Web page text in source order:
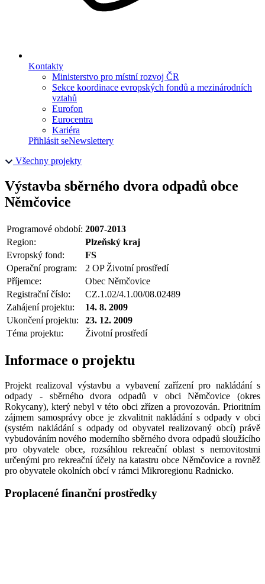
Kontakty
Ministerstvo pro místní rozvoj ČR
Sekce koordinace evropských fondů a mezinárodních
vztahů
Eurofon
Eurocentra
Kariéra
Přihlásit seNewslettery
Všechny projekty
Výstavba sběrného dvora odpadů obce
Němčovice
Programové období: 2007-2013
Region:
Plzeňský kraj
Evropský fond:
FS
Operační program:
2 OP Životní prostředí
Příjemce:
Obec Němčovice
Registrační číslo:
CZ.1.02/4.1.00/08.02489
Zahájení projektu:
14. 8. 2009
Ukončení projektu:
23. 12. 2009
Téma projektu:
Životní prostředí
Informace o projektu
Projekt realizoval výstavbu a vybavení zařízení pro nakládání s
odpady - sběrného dvora odpadů v obci Němčovice (okres
Rokycany), který nebyl v této obci zřízen a provozován. Prioritním
zájmem samosprávy obce je zkvalitnit nakládání s odpady v obci
(systém nakládání s odpady od obyvatel realizovaný obcí) právě
vybudováním nového moderního sběrného dvora odpadů sloužícího
pro obyvatele obce, rozsáhlou rekreační oblast s nemovitostmi
určenými pro rekreační účely na katastru obce Němčovice a rovněž
pro obyvatele okolních obcí v rámci Mikroregionu Radnicko.
Proplacené finanční prostředky